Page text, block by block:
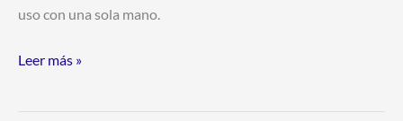
uso con una sola mano.
Leer más »